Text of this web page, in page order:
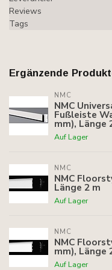
Reviews
Tags
Ergänzende
NMC
NMC
Fußleiste
mm), Länge
Auf Lager
NMC
NMC
Länge 2 m
Auf Lager
NMC
NMC
mm), Länge
Auf Lager